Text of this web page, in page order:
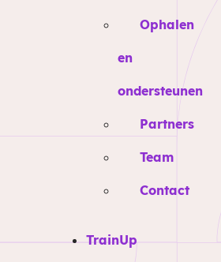
Ophalen
en
ondersteunen
Partners
Team
Contact
TrainUp